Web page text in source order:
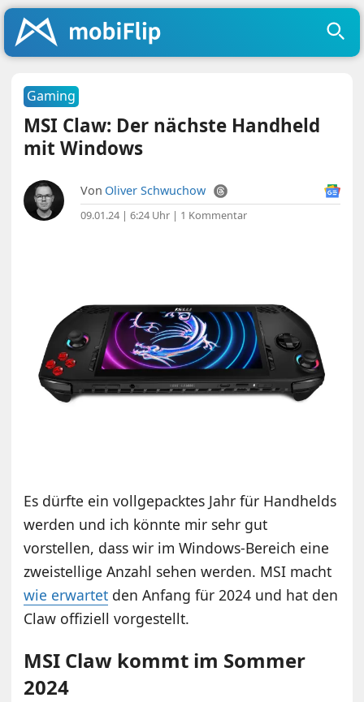
Gaming
MSI Claw: Der nächste Handheld
mit Windows
Von Oliver Schwuchow
09.01.24 | 6:24 Uhr | 1 Kommentar
Es dürfte ein vollgepacktes Jahr für Handhelds
werden und ich könnte mir sehr gut
vorstellen, dass wir im Windows-Bereich eine
zweistellige Anzahl sehen werden. MSI macht
wie erwartet den Anfang für 2024 und hat den
Claw offiziell vorgestellt.
MSI Claw kommt im Sommer
2024